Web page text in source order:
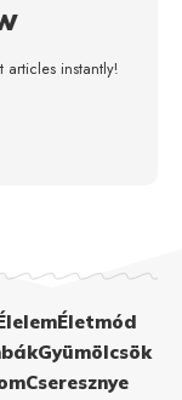
articles instantly!
Életmód
Gyümölcsök
Cseresznye